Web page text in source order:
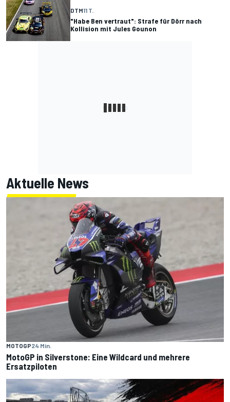
DTM11 T.
"Habe Ben vertraut": Strafe für Dörr nach
Kollision mit Jules Gounon
Aktuelle News
MOTOGP24 Min.
MotoGP in Silverstone: Eine Wildcard und mehrere
Ersatzpiloten